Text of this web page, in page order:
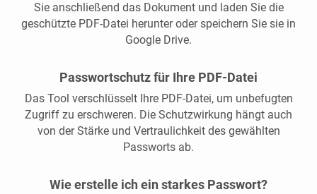
Sie anschließend das Dokument und laden Sie die
geschützte PDF-Datei herunter oder speichern Sie sie in
Google Drive.
Passwortschutz für Ihre PDF-Datei
Das Tool verschlüsselt Ihre PDF-Datei, um unbefugten
Zugriff zu erschweren. Die Schutzwirkung hängt auch
von der Stärke und Vertraulichkeit des gewählten
Passworts ab.
Wie erstelle ich ein starkes Passwort?